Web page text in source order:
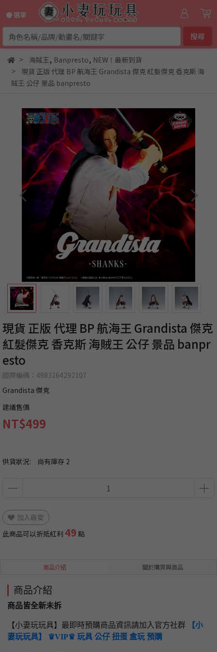
● 選單
搜尋
海賊王, Banpresto, NEW！最新到貨
現貨 正版 代理 BP 航海王 Grandista 傑克 紅髮傑克 香克斯 海
賊王 公仔 景品 banpresto
現貨 正版 代理 BP 航海王 Grandista 傑克
紅髮傑克 香克斯 海賊王 公仔 景品 banpr
esto
國際編碼：4983164292107
Grandista 傑克
建議售價
NT$499
供貨狀況: 尚有庫存 2
加入最愛
此商品可以折抵紅利 49 點
商品介紹 關於購買與商品
商品介紹
商品皆全新未拆
【小妻玩玩具】最即時預購商品資訊請加入官方社群
【小
妻玩玩具】 ♛VIP♛ 玩具 公仔 扭蛋 盒玩 預購